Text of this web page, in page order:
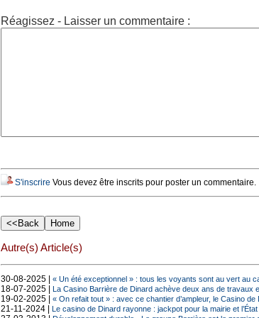
Réagissez - Laisser un commentaire :
S'inscrire Vous devez être inscrits pour poster un commentaire.
Autre(s) Article(s)
30-08-2025 | « Un été exceptionnel » : tous les voyants sont au vert au
18-07-2025 | La Casino Barrière de Dinard achève deux ans de travaux
19-02-2025 | « On refait tout » : avec ce chantier d’ampleur, le Casino
21-11-2024 | Le casino de Dinard rayonne : jackpot pour la mairie et l’État